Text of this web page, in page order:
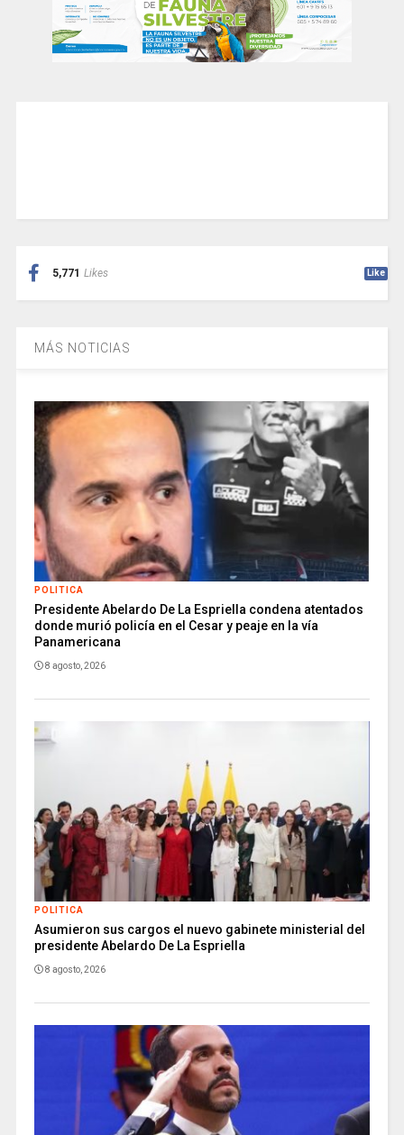
5,771 Likes Like
MÁS NOTICIAS
POLITICA
Presidente Abelardo De La Espriella condena atentados
donde murió policía en el Cesar y peaje en la vía
Panamericana
8 agosto, 2026
POLITICA
Asumieron sus cargos el nuevo gabinete ministerial del
presidente Abelardo De La Espriella
8 agosto, 2026